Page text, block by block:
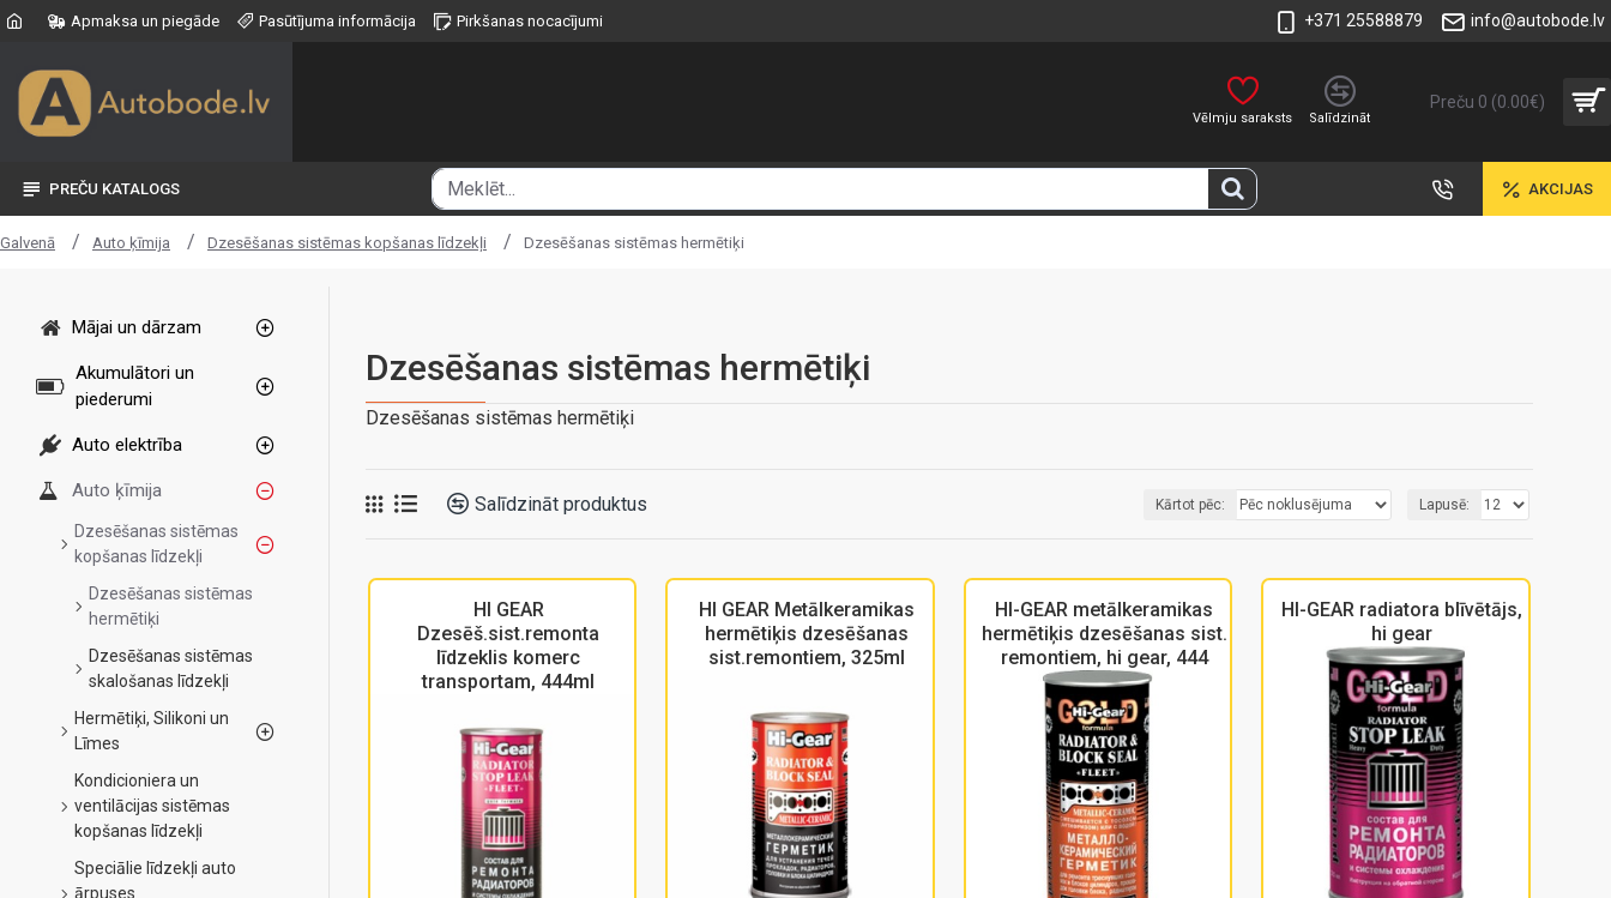
Apmaksa un piegāde Pasūtījuma informācija Pirkšanas nocacījumi +371 25588879 info@autobode.lv
Vēlmju saraksts Salīdzināt
Preču 0 (0.00€)
PREČU KATALOGS AKCIJAS
Galvenā Auto ķīmija Dzesēšanas sistēmas kopšanas līdzekļi Dzesēšanas sistēmas hermētiķi
Mājai un dārzam
Akumulātori un
piederumi
Auto elektrība
Auto ķīmija
Dzesēšanas sistēmas
kopšanas līdzekļi
Dzesēšanas sistēmas
hermētiķi
Dzesēšanas sistēmas
skalošanas līdzekļi
Hermētiķi, Silikoni un
Līmes
Kondicioniera un
ventilācijas sistēmas
kopšanas līdzekļi
Speciālie līdzekļi auto
ārpuses
Dzesēšanas sistēmas hermētiķi
Dzesēšanas sistēmas hermētiķi
Salīdzināt produktus Kārtot pēc: Lapusē:
HI GEAR
Dzesēš.sist.remonta
līdzeklis komerc
transportam, 444ml
HI GEAR Metālkeramikas
hermētiķis dzesēšanas
sist.remontiem, 325ml
HI-GEAR metālkeramikas
hermētiķis dzesēšanas sist.
remontiem, hi gear, 444
HI-GEAR radiatora blīvētājs,
hi gear